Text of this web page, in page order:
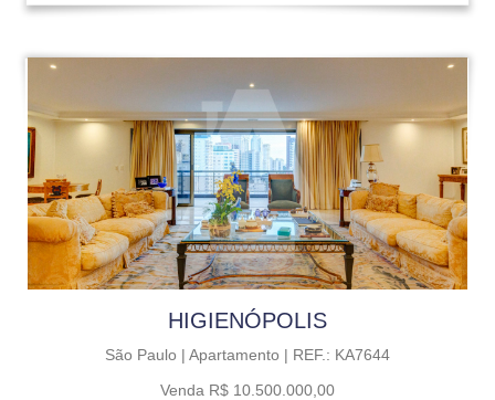
HIGIENÓPOLIS
São Paulo | Apartamento | REF.: KA7644
Venda R$ 10.500.000,00